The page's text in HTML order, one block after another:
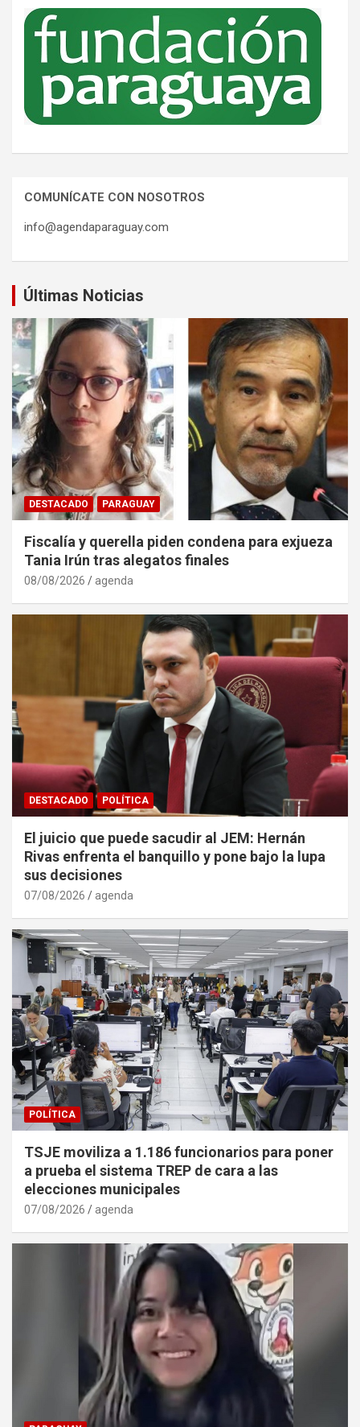
COMUNÍCATE CON NOSOTROS
info@agendaparaguay.com
Últimas Noticias
DESTACADO PARAGUAY
Fiscalía y querella piden condena para exjueza
Tania Irún tras alegatos finales
08/08/2026 agenda
DESTACADO POLÍTICA
El juicio que puede sacudir al JEM: Hernán
Rivas enfrenta el banquillo y pone bajo la lupa
sus decisiones
07/08/2026 agenda
POLÍTICA
TSJE moviliza a 1.186 funcionarios para poner
a prueba el sistema TREP de cara a las
elecciones municipales
07/08/2026 agenda